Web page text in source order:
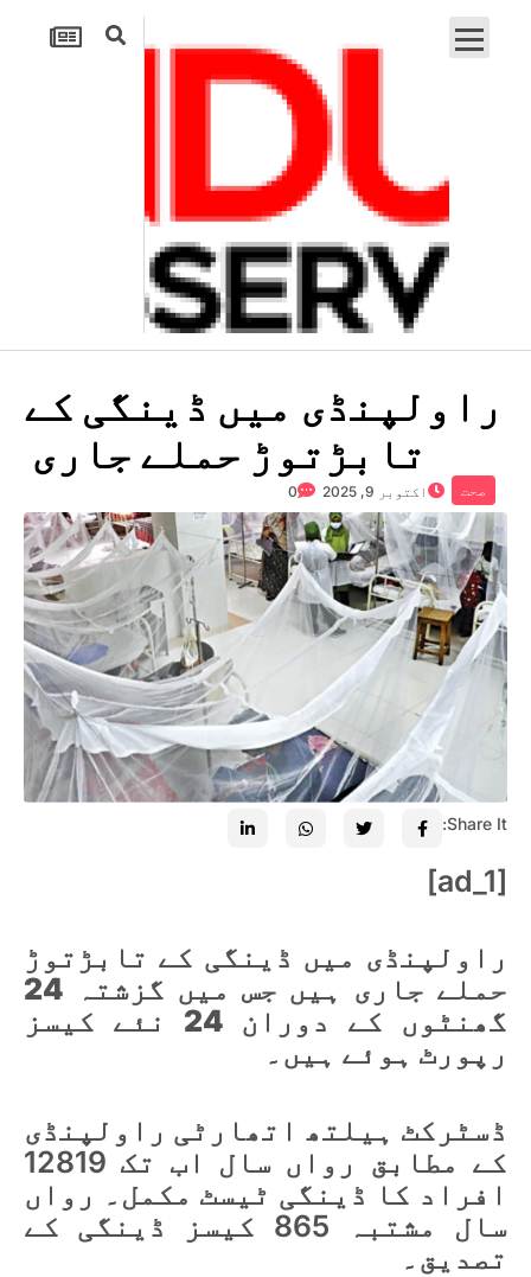
راولپنڈی میں ڈینگی کے
تابڑتوڑ حملے جاری
صحت اکتوبر 9, 2025 0
Share It:
[ad_1]
راولپنڈی میں ڈینگی کے تابڑتوڑ
حملے جاری ہیں جس میں گزشتہ 24
گھنٹوں کے دوران 24 نئے کیسز
رپورٹ ہوئے ہیں۔
ڈسٹرکٹ ہیلتھ اتھارٹی راولپنڈی
کے مطابق رواں سال اب تک 12819
افراد کا ڈینگی ٹیسٹ مکمل۔ رواں
سال مشتبہ 865 کیسز ڈینگی کے
تصدیق۔